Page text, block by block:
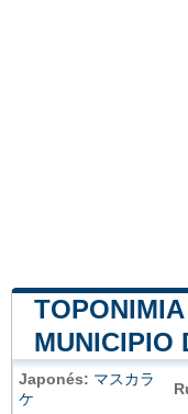
MUNICIPIO
Japonés: マスカラ
ケ